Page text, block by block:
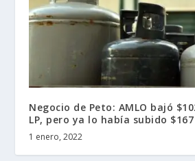
Negocio de Peto: AMLO bajó
LP, pero ya lo había subido $167
1 enero, 2022